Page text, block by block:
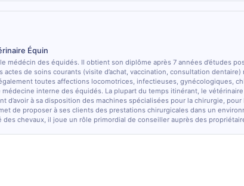
Équin
médécin des équidés. Il obtient son diplôme après 7 années d’études
actes de soins courants (visite d’achat, vaccination, consultation dentaire)
toutes affections locomotrices, infectieuses, gynécologiques,
interne des équidés. La plupart du temps itinérant, le
d’avoir à sa disposition des machines spécialisées pour la chirurgie,
de proposer à ses clients des prestations chirurgicales dans un
des chevaux, il joue un rôle primordial de conseiller auprès des